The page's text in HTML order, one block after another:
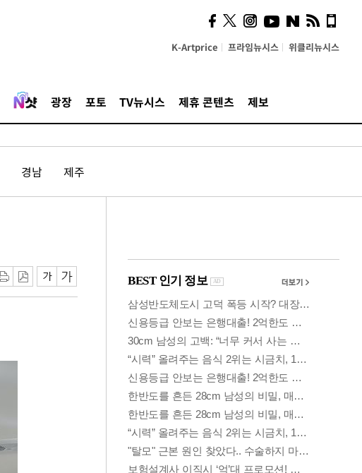
K-Artprice 프라임뉴시스 위클리뉴시스
광장 포토 TV뉴시스 제휴 콘텐츠 제보
경남 제주
사이 해답 찾았죠"…알을
깨고 나온 '초자아'